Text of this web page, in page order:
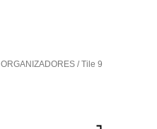
ORGANIZADORES/ Tile 9